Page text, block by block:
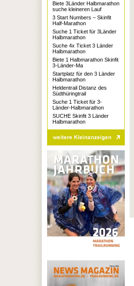
Biete 3Länder Halbmarathon
suche kleineren Lauf
3 Start Numbers – Skinfit
Half-Marathon
Suche 1 Ticket für 3Länder
Halbmarathon
Suche 4x Ticket 3 Länder
Halbmarathon
Biete 1 Halbmarathon Skinfit
3-Länder-Ma
Startplatz für den 3 Länder
Halbmarathon
Heldentrail Distanz des
Südthüringtrail
Suche 1 Ticket für 3-
Länder-Halbmarathon
SUCHE Skinfit 3 Länder
Halbmarathon